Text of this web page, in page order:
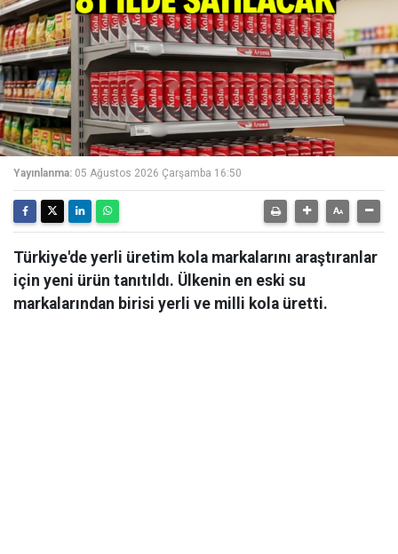
Yayınlanma: 05 Ağustos 2026 Çarşamba 16:50
Türkiye'de yerli üretim kola markalarını araştıranlar
için yeni ürün tanıtıldı. Ülkenin en eski su
markalarından birisi yerli ve milli kola üretti.